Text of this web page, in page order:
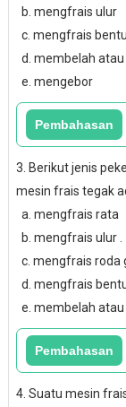
b. mengfrais ulur
c. mengfrais
d. membelah
e. mengebor
3. Berikut jenis
mesin frais tegak
a. mengfrais rata
b. mengfrais ulur .
c. mengfrais roda
d. mengfrais
e. membelah
4. Suatu mesin